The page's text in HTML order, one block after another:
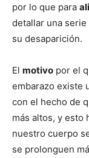
por lo que para
detallar una serie
su desaparición.
El motivo por el
embarazo existe
con el hecho de
más altos, y esto
nuestro cuerpo
se prolonguen